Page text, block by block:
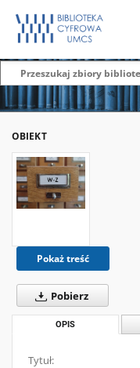
OBIEKT
Pokaż treść
Pobierz
OPIS
Tytuł: